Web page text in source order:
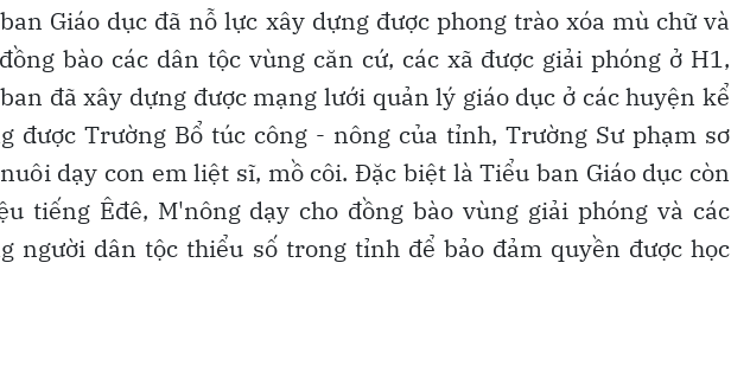
Giáo dục đã nỗ lực xây dựng được phong trào xóa mù chữ và
bào các dân tộc vùng căn cứ, các xã được giải phóng ở H1,
đã xây dựng được mạng lưới quản lý giáo dục ở các huyện kể
được Trường Bổ túc công - nông của tỉnh, Trường Sư phạm sơ
dạy con em liệt sĩ, mồ côi. Đặc biệt là Tiểu ban Giáo dục còn
tiếng Êđê, M'nông dạy cho đồng bào vùng giải phóng và các
người dân tộc thiểu số trong tỉnh để bảo đảm quyền được học